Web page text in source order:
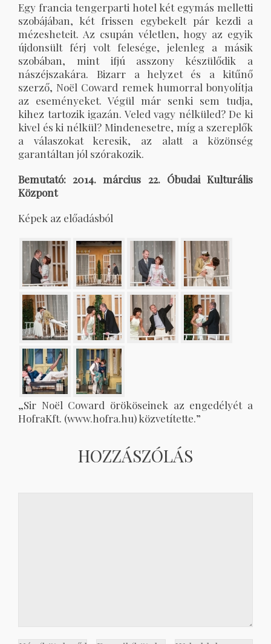
Egy francia tengerparti hotel két egymás melletti
szobájában, két frissen egybekelt pár kezdi a
mézesheteit. Az csupán véletlen, hogy az egyik
újdonsült férj volt felesége, jelenleg a másik
szobában, mint ifjú asszony készülődik a
nászéjszakára. Bizarr a helyzet és a kitűnő
szerző, Noël Coward remek humorral bonyolítja
az eseményeket. Végül már senki sem tudja,
kihez tartozik igazán. Veled vagy nélküled? De ki
kivel és ki nélkül? Mindenesetre, míg a szereplők
a válaszokat keresik, az alatt a közönség
garantáltan jól szórakozik.
Bemutató: 2014. március 22. Óbudai Kulturális
Központ
Képek az előadásból
„Sir Noël Coward örököseinek az engedélyét a
HofraKft. (www.hofra.hu) közvetítette.”
HOZZÁSZÓLÁS